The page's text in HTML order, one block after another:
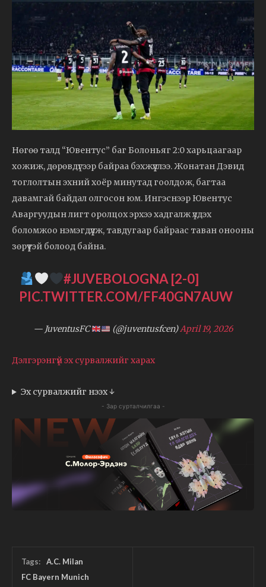
Нөгөө талд “Ювентус” баг Болоньяг 2:0 харьцаагаар
хожиж, дөрөвдүгээр байраа бэхжүүллээ. Жонатан Дэвид
тоглолтын эхний хоёр минутад гоолдож, багтаа
давамгай байдал олгосон юм. Ингэснээр Ювентус
Аваргуудын лигт оролцох эрхээ хадгалж үлдэх
боломжоо нэмэгдүүлж, тавдугаар байраас таван онооны
зөрүүтэй болоод байна.
#JUVEBOLOGNA [2-0]
PIC.TWITTER.COM/FF40GN7AUW
— JuventusFC (@juventusfcen)April 19, 2026
Дэлгэрэнгүй эх сурвалжийг харах
Эх сурвалжийг нээх ↓
- Зар сурталчилгаа -
Tags:
A.C. Milan
FC Bayern Munich